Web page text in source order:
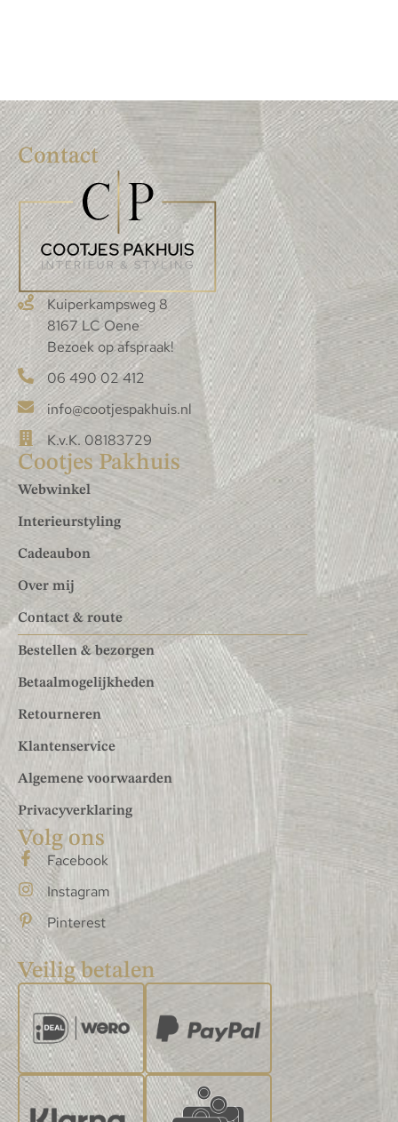
Contact
Kuiperkampsweg 8
8167 LC Oene
Bezoek op afspraak!
06 490 02 412
info@cootjespakhuis.nl
K.v.K. 08183729
Cootjes Pakhuis
Webwinkel
Interieurstyling
Cadeaubon
Over mij
Contact & route
Bestellen & bezorgen
Betaalmogelijkheden
Retourneren
Klantenservice
Algemene voorwaarden
Privacyverklaring
Volg ons
Facebook
Instagram
Pinterest
Veilig betalen